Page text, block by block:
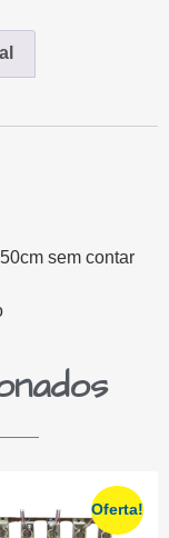
sem contar
Oferta!